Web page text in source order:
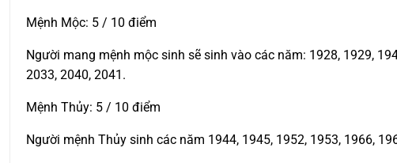
Mệnh Mộc: 5 / 10 điểm
Người mang mệnh mộc sinh sẽ sinh vào các năm: 1928, 1929,
2033, 2040, 2041.
Mệnh Thủy: 5 / 10 điểm
Người mệnh Thủy sinh các năm 1944, 1945, 1952, 1953, 1966,